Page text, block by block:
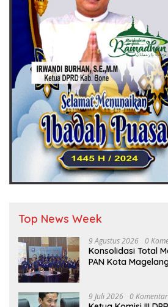
Top News Week
9 Agustus 2026 0
Konsolidasi Total
PAN Kota
9 Juli 2026 0 Komentar